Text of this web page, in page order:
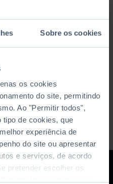
Sobre os cookies
os cookies
do site, permitindo
Ao "Permitir todos",
tipo de cookies, que
experiência de
do site ou apresentar
e serviços, de acordo
pretender escolher os